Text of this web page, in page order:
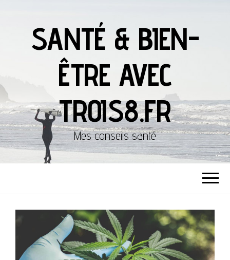
SANTÉ & BIEN-
ÊTRE AVEC
TROIS8.FR
Mes conseils santé